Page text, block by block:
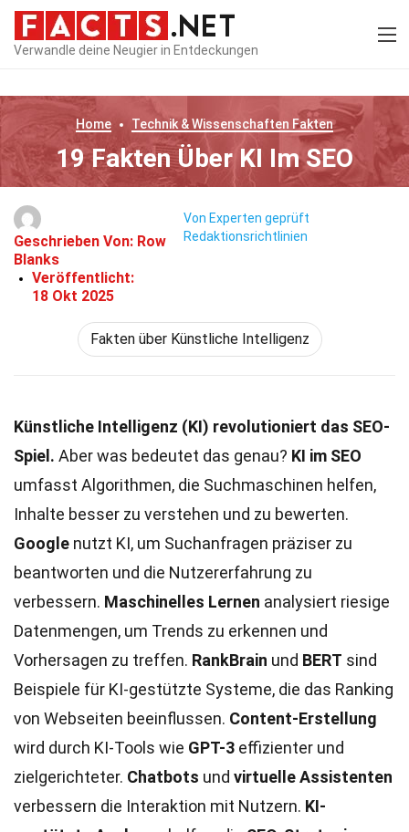
Verwandle deine Neugier in Entdeckungen
Home Technik & Wissenschaften Fakten
19 Fakten Über KI Im SEO
Geschrieben Von: Row
Blanks
Veröffentlicht:
18 Okt 2025
Von Experten geprüft
Redaktionsrichtlinien
Fakten über Künstliche Intelligenz
Künstliche Intelligenz (KI) revolutioniert das SEO-
Spiel. Aber was bedeutet das genau? KI im SEO
umfasst Algorithmen, die Suchmaschinen helfen,
Inhalte besser zu verstehen und zu bewerten.
Google nutzt KI, um Suchanfragen präziser zu
beantworten und die Nutzererfahrung zu
verbessern. Maschinelles Lernen analysiert riesige
Datenmengen, um Trends zu erkennen und
Vorhersagen zu treffen. RankBrain und BERT sind
Beispiele für KI-gestützte Systeme, die das Ranking
von Webseiten beeinflussen. Content-Erstellung
wird durch KI-Tools wie GPT-3 effizienter und
zielgerichteter. Chatbots und virtuelle Assistenten
verbessern die Interaktion mit Nutzern. KI-